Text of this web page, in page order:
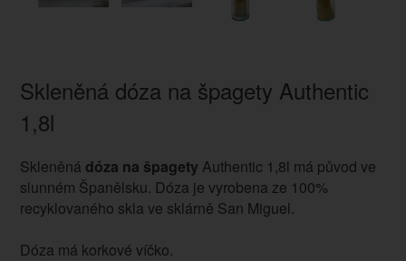
Skleněná dóza na špagety Authentic
1,8l
Skleněná dóza na špagety Authentic 1,8l má původ ve
slunném Španělsku. Dóza je vyrobena ze 100%
recyklovaného skla ve sklárně San Miguel.
Dóza má korkové víčko.